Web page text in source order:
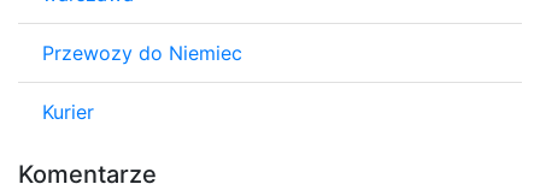
Przewozy do Niemiec
Kurier
Komentarze